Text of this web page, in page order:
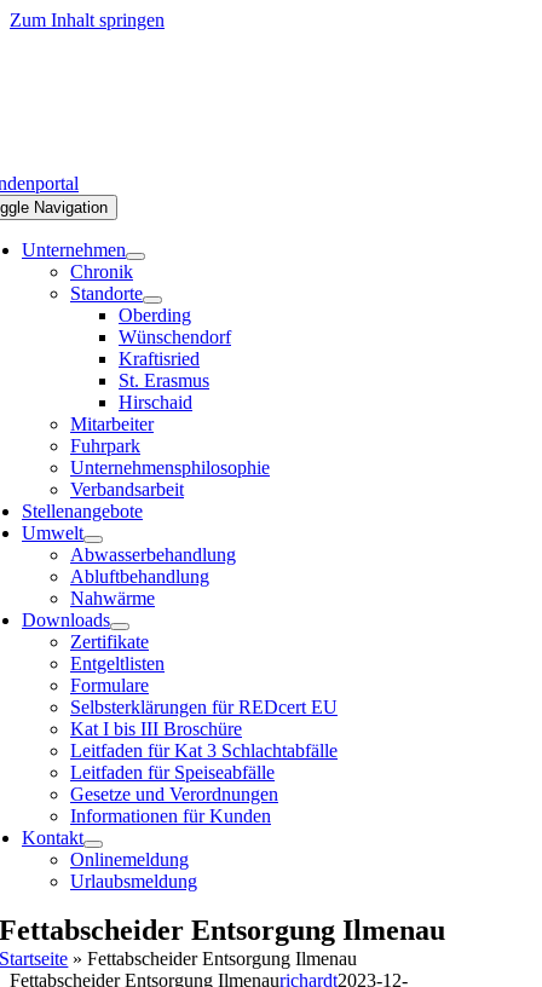
Zum Inhalt springen
Navigation
Unternehmen
Chronik
Standorte
Oberding
Wünschendorf
Kraftisried
St. Erasmus
Hirschaid
Mitarbeiter
Fuhrpark
Unternehmensphilosophie
Verbandsarbeit
Stellenangebote
Umwelt
Abwasserbehandlung
Abluftbehandlung
Nahwärme
Downloads
Zertifikate
Entgeltlisten
Formulare
Selbsterklärungen für REDcert EU
Kat I bis III Broschüre
Leitfaden für Kat 3 Schlachtabfälle
Leitfaden für Speiseabfälle
Gesetze und Verordnungen
Informationen für Kunden
Kontakt
Onlinemeldung
Urlaubsmeldung
Fettabscheider Entsorgung Ilmenau
Startseite »Fettabscheider Entsorgung Ilmenau
Fettabscheider Entsorgung Ilmenaurichardt2023-12-